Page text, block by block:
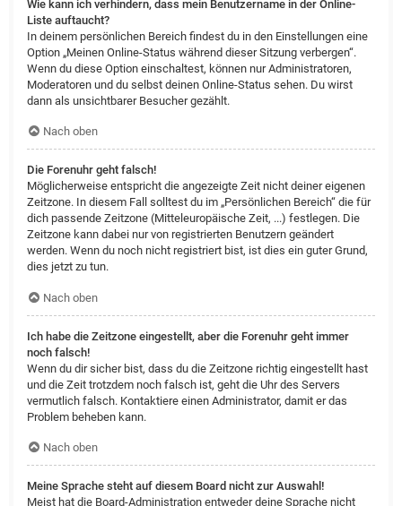
Wie kann ich verhindern, dass mein Benutzername in der Online-
Liste auftaucht?
In deinem persönlichen Bereich findest du in den Einstellungen eine
Option „Meinen Online-Status während dieser Sitzung verbergen“.
Wenn du diese Option einschaltest, können nur Administratoren,
Moderatoren und du selbst deinen Online-Status sehen. Du wirst
dann als unsichtbarer Besucher gezählt.
Nach oben
Die Forenuhr geht falsch!
Möglicherweise entspricht die angezeigte Zeit nicht deiner eigenen
Zeitzone. In diesem Fall solltest du im „Persönlichen Bereich“ die für
dich passende Zeitzone (Mitteleuropäische Zeit, ...) festlegen. Die
Zeitzone kann dabei nur von registrierten Benutzern geändert
werden. Wenn du noch nicht registriert bist, ist dies ein guter Grund,
dies jetzt zu tun.
Nach oben
Ich habe die Zeitzone eingestellt, aber die Forenuhr geht immer
noch falsch!
Wenn du dir sicher bist, dass du die Zeitzone richtig eingestellt hast
und die Zeit trotzdem noch falsch ist, geht die Uhr des Servers
vermutlich falsch. Kontaktiere einen Administrator, damit er das
Problem beheben kann.
Nach oben
Meine Sprache steht auf diesem Board nicht zur Auswahl!
Meist hat die Board-Administration entweder deine Sprache nicht